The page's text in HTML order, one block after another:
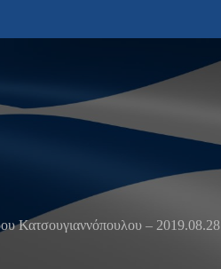
Κατσουγιαννόπουλου – 2019.08.28